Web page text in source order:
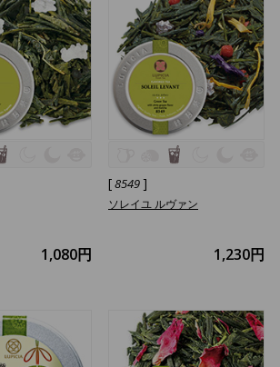
1,080円
[8549]
ソレイユ ルヴァン
1,230円